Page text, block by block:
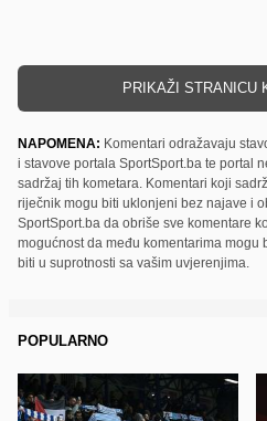
PRIKAŽI STRANICU
NAPOMENA: Komentari odražavaju
i stavove portala SportSport.ba te portal
sadržaj tih kometara. Komentari koji
riječnik mogu biti uklonjeni bez najave i
SportSport.ba da obriše sve komentare
mogućnost da među komentarima mogu
biti u suprotnosti sa vašim uvjerenjima.
POPULARNO